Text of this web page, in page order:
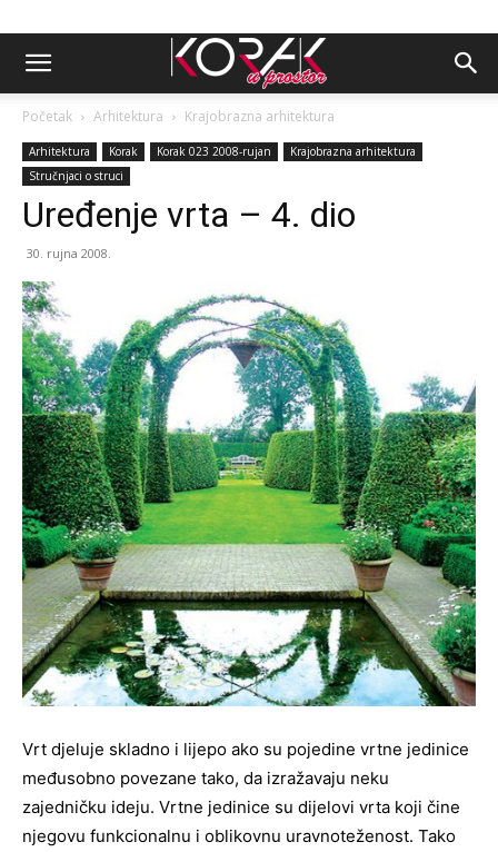
Početak Arhitektura Krajobrazna arhitektura
Arhitektura Korak Korak 023 2008-rujan
Krajobrazna arhitektura
Stručnjaci o struci
Uređenje vrta – 4. dio
30. rujna 2008.
Vrt djeluje skladno i lijepo ako su pojedine vrtne jedinice
međusobno povezane tako, da izražavaju neku
zajedničku ideju. Vrtne jedinice su dijelovi vrta koji čine
njegovu funkcionalnu i oblikovnu uravnoteženost. Tako